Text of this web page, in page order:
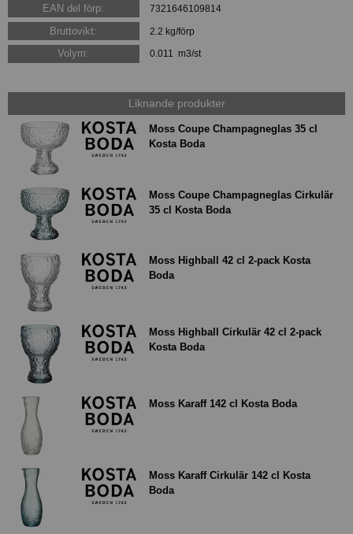
EAN del förp: 7321646109814
Bruttovikt: 2.2 kg/förp
Volym: 0.011 m3/st
Liknande produkter
Moss Coupe Champagneglas 35 cl
Kosta Boda
Moss Coupe Champagneglas Cirkulär
35 cl Kosta Boda
Moss Highball 42 cl 2-pack Kosta
Boda
Moss Highball Cirkulär 42 cl 2-pack
Kosta Boda
Moss Karaff 142 cl Kosta Boda
Moss Karaff Cirkulär 142 cl Kosta
Boda